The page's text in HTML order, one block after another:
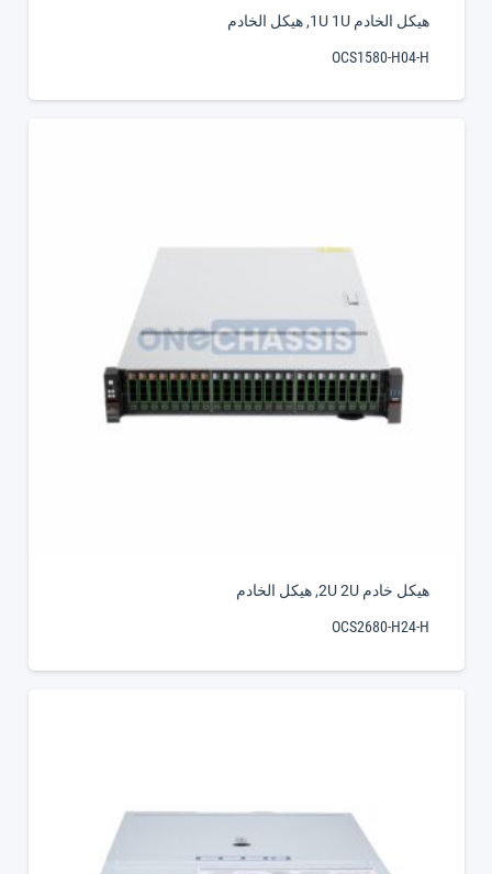
هيكل الخادم 1U 1U ,هيكل الخادم
OCS1580-H04-H
هيكل خادم 2U 2U ,هيكل الخادم
OCS2680-H24-H